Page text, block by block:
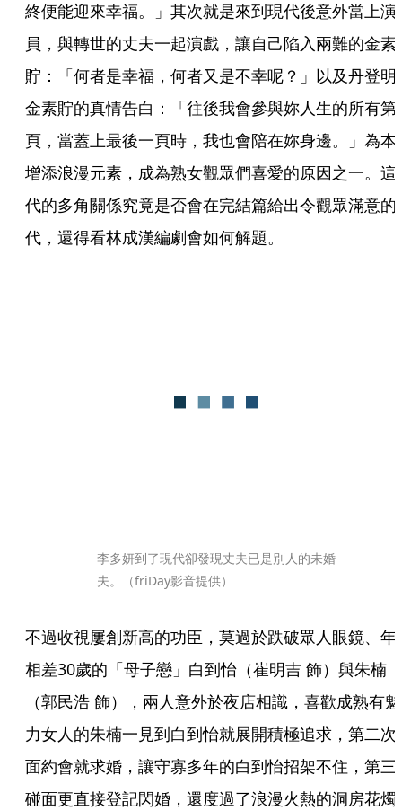
終便能迎來幸福。」其次就是來到現代後意外當上演
員，與轉世的丈夫一起演戲，讓自己陷入兩難的金素
貯：「何者是幸福，何者又是不幸呢？」以及丹登明
金素貯的真情告白：「往後我會參與妳人生的所有第
頁，當蓋上最後一頁時，我也會陪在妳身邊。」為本
增添浪漫元素，成為熟女觀眾們喜愛的原因之一。這
代的多角關係究竟是否會在完結篇給出令觀眾滿意的
代，還得看林成漢編劇會如何解題。
李多妍到了現代卻發現丈夫已是別人的未婚
夫。（friDay影音提供）
不過收視屢創新高的功臣，莫過於跌破眾人眼鏡、年
相差30歲的「母子戀」白到怡（崔明吉 飾）與朱楠
（郭民浩 飾），兩人意外於夜店相識，喜歡成熟有魅
力女人的朱楠一見到白到怡就展開積極追求，第二次
面約會就求婚，讓守寡多年的白到怡招架不住，第三
碰面更直接登記閃婚，還度過了浪漫火熱的洞房花燭